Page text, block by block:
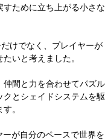
ために立ち上がる小さな
けでなく、プレイヤーが
いと考えました。
間と力を合わせてパズル
とシェイドシステムを駆
。
が自分のペースで世界を